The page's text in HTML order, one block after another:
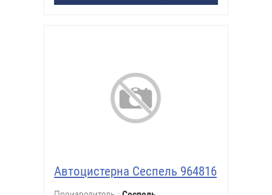
Автоцистерна Сеспель 964816